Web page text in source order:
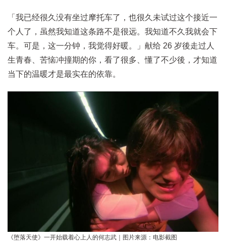
「我已经很久没有坐过摩托车了，也很久未试过这个接近一
个人了，虽然我知道这条路不是很远。我知道不久我就会下
车。可是，这一分钟，我觉得好暖。」献给 26 岁後走过人
生青春、苦恼冲撞期的你，看了很多、懂了不少後，才知道
当下的温暖才是最实在的依靠。
《堕落天使》一开始载着心上人的何志武｜图片来源：电影截图